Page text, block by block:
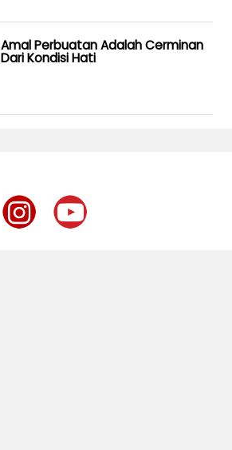
Amal Perbuatan Adalah Cerminan
Dari Kondisi Hati